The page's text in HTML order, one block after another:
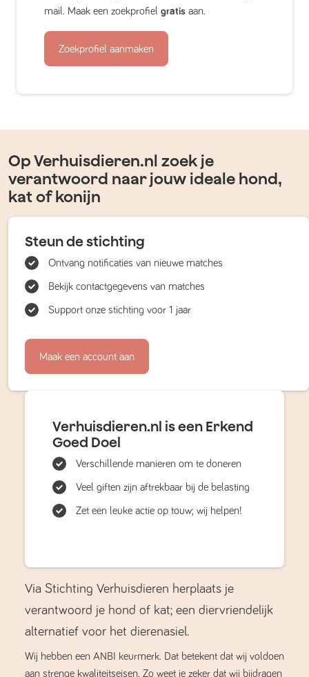
mail. Maak een zoekprofiel gratis aan.
Zoekprofiel aanmaken
Op Verhuisdieren.nl zoek je
verantwoord naar jouw ideale hond,
kat of konijn
Steun de stichting
Ontvang notificaties van nieuwe matches
Bekijk contactgegevens van matches
Support onze stichting voor 1 jaar
Maak een account aan
Verhuisdieren.nl is een Erkend
Goed Doel
Verschillende manieren om te doneren
Veel giften zijn aftrekbaar bij de belasting
Zet een leuke actie op touw; wij helpen!
Via Stichting Verhuisdieren herplaats je
verantwoord je hond of kat; een diervriendelijk
alternatief voor het dierenasiel.
Wij hebben een ANBI keurmerk. Dat betekent dat wij voldoen
aan strenge kwaliteitseisen. Zo weet je zeker dat wij bijdragen